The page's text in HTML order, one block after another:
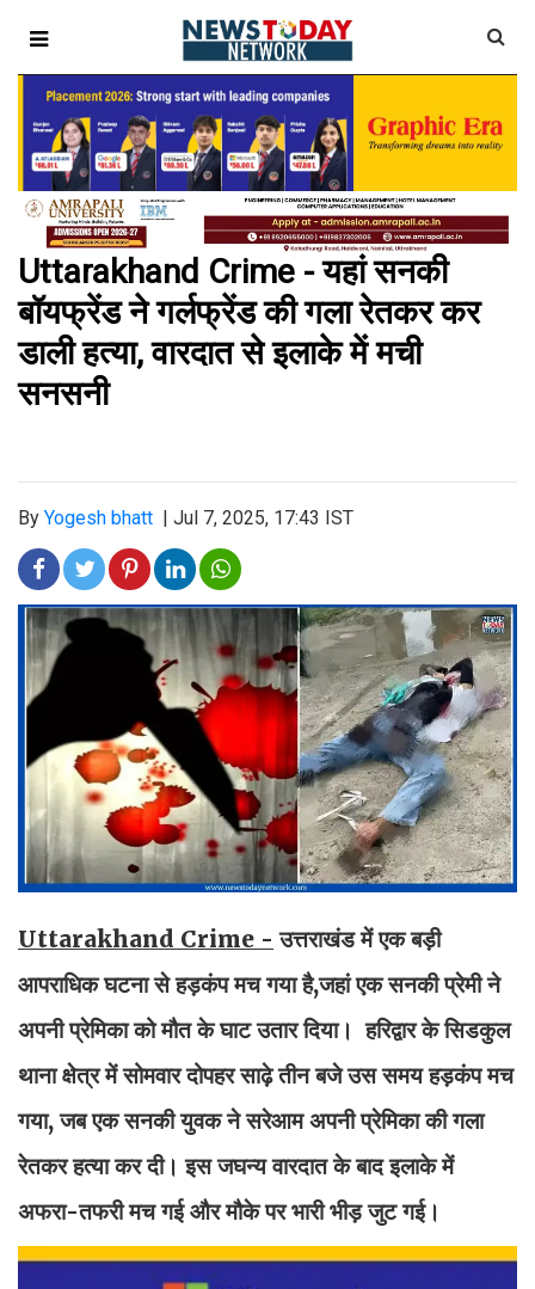
Uttarakhand Crime - यहां सनकी
बॉयफ्रेंड ने गर्लफ्रेंड की गला रेतकर कर
डाली हत्या, वारदात से इलाके में मची
सनसनी
By Yogesh bhatt Jul 7, 2025, 17:43 IST
Uttarakhand Crime - उत्तराखंड में एक बड़ी
आपराधिक घटना से हड़कंप मच गया है,जहां एक सनकी प्रेमी ने
अपनी प्रेमिका को मौत के घाट उतार दिया। हरिद्वार के सिडकुल
थाना क्षेत्र में सोमवार दोपहर साढ़े तीन बजे उस समय हड़कंप मच
गया, जब एक सनकी युवक ने सरेआम अपनी प्रेमिका की गला
रेतकर हत्या कर दी। इस जघन्य वारदात के बाद इलाके में
अफरा-तफरी मच गई और मौके पर भारी भीड़ जुट गई।